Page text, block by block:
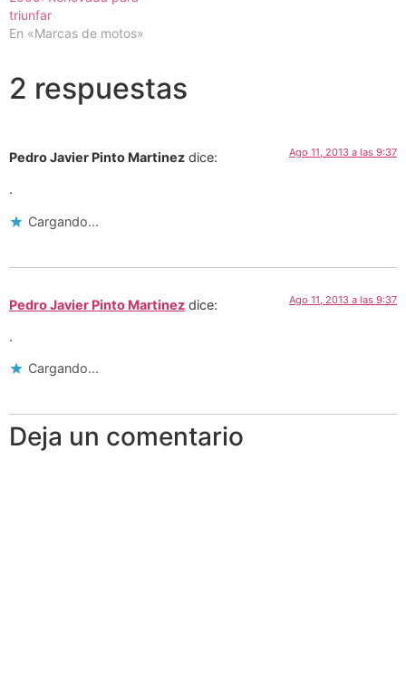
triunfar
En «Marcas de motos»
2 respuestas
Pedro Javier Pinto Martinez dice: Ago 11, 2013 a las 9:37
.
Cargando...
Pedro Javier Pinto Martinez dice: Ago 11, 2013 a las 9:37
.
Cargando...
Deja un comentario